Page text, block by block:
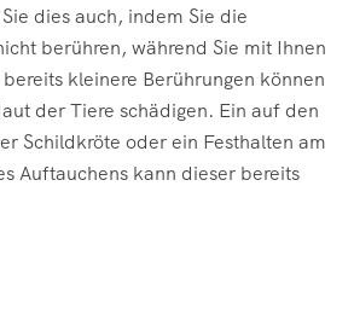
dies auch, indem Sie die
berühren, während Sie mit Ihnen
kleinere Berührungen können
der Tiere schädigen. Ein auf den
Schildkröte oder ein Festhalten am
Auftauchens kann dieser bereits